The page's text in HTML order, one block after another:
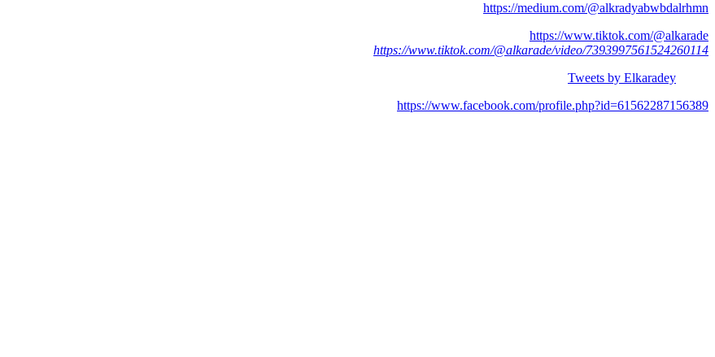
https://medium.com/@alkradyabwbdalrhmn
https://www.tiktok.com/@alkarade
https://www.tiktok.com/@alkarade/video/7393997561524260114
Tweets by Elkaradey
https://www.facebook.com/profile.php?id=61562287156389